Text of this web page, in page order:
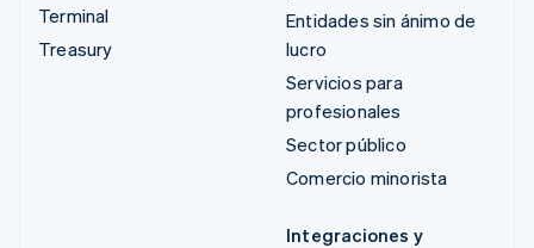
Terminal
Treasury
Entidades sin ánimo de
lucro
Servicios para
profesionales
Sector público
Comercio minorista
Integraciones y